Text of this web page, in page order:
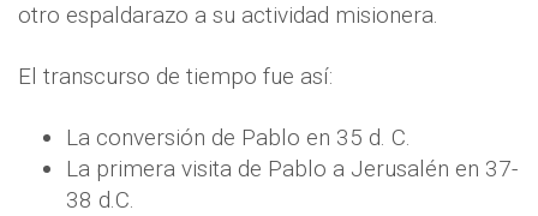
otro espaldarazo a su actividad misionera.
El transcurso de tiempo fue así:
La conversión de Pablo en 35 d. C.
La primera visita de Pablo a Jerusalén en 37-
38 d.C.